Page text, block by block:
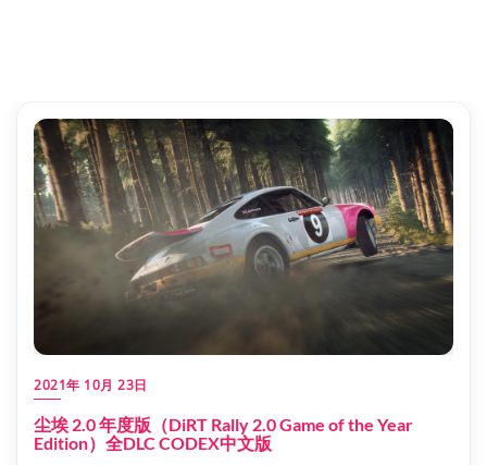
2021年 10月 23日
尘埃 2.0 年度版（DiRT Rally 2.0 Game of the Year
Edition）全DLC CODEX中文版